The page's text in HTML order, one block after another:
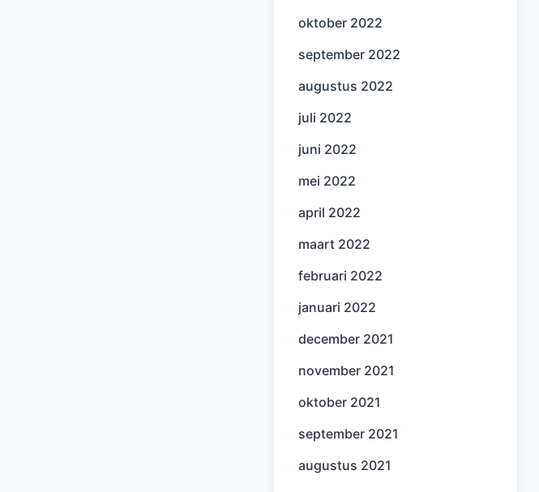
oktober 2022
september 2022
augustus 2022
juli 2022
juni 2022
mei 2022
april 2022
maart 2022
februari 2022
januari 2022
december 2021
november 2021
oktober 2021
september 2021
augustus 2021